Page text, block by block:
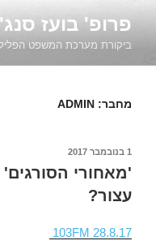
לתוכןפרופ' בועז
ביקורת מערכת המשפט
מחבר: ADMIN
פורסם
ב
1 בנובמבר 2017
'מאחורי הסורגים'
עצור?
103FM 28.8.17